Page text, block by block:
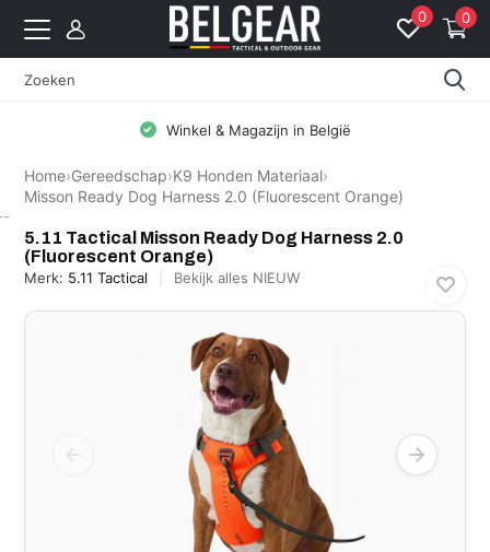
0 0
Winkel & Magazijn in België
Home›Gereedschap›K9 Honden Materiaal›
Misson Ready Dog Harness 2.0 (Fluorescent Orange)
5.11 Tactical Misson Ready Dog Harness 2.0
(Fluorescent Orange)
Merk: 5.11 Tactical Bekijk alles NIEUW